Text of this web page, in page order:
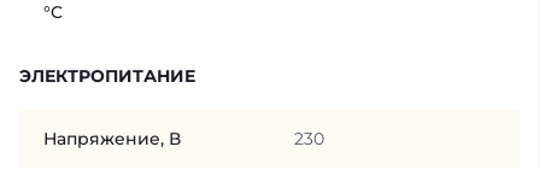
°C
ЭЛЕКТРОПИТАНИЕ
Напряжение, В 230